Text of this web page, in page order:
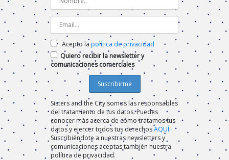
Acepto la política de privacidad
Quiero recibir la newsletter y
comunicaciones comerciales
Sisters and the City somos las responsables
del tratamiento de tus datos. Puedes
conocer más acerca de cómo tratamos tus
datos y ejercer todos tus derechosAQUÍ.
Suscribiéndote a nuestras newsletters y
comunicaciones aceptas también nuestra
política de privacidad.